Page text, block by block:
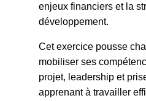
enjeux financiers et la
développement.
Cet exercice pousse
mobiliser ses
projet, leadership et
apprenant à travailler